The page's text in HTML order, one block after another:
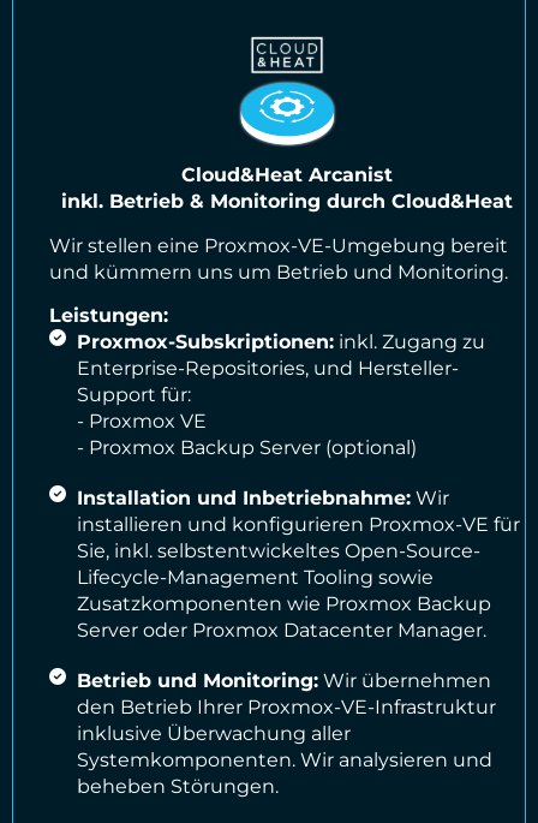
Cloud&Heat Arcanist
inkl. Betrieb & Monitoring durch Cloud&Heat
Wir stellen eine Proxmox-VE-Umgebung bereit
und kümmern uns um Betrieb und Monitoring.
Leistungen:
Proxmox-Subskriptionen:inkl. Zugang zu
Enterprise-Repositories, und Hersteller-
Support für:
- Proxmox VE
- Proxmox Backup Server (optional)
Installation und Inbetriebnahme:Wir
installieren und konfigurieren Proxmox-VE für
Sie, inkl. selbstentwickeltes Open-Source-
Lifecycle-Management Tooling sowie
Zusatzkomponenten wie Proxmox Backup
Server oder Proxmox Datacenter Manager.
Betrieb und Monitoring:Wir übernehmen
den Betrieb Ihrer Proxmox-VE-Infrastruktur
inklusive Überwachung aller
Systemkomponenten. Wir analysieren und
beheben Störungen.